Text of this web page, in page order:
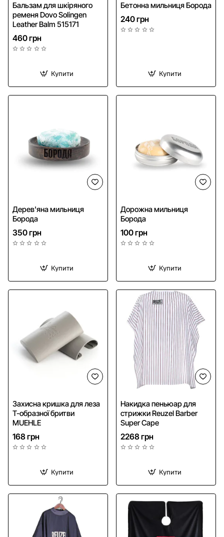
Бальзам для шкіряного
ременя Dovo Solingen
Leather Balm 515171
460 грн
Купити
Бетонна мильниця Борода
240 грн
Купити
Дерев'яна мильниця
Борода
350 грн
Купити
Дорожна мильниця
Борода
100 грн
Купити
Захисна кришка для леза
Т-образної бритви
MUEHLE
168 грн
Купити
Накидка пеньюар для
стрижки Reuzel Barber
Super Cape
2268 грн
Купити